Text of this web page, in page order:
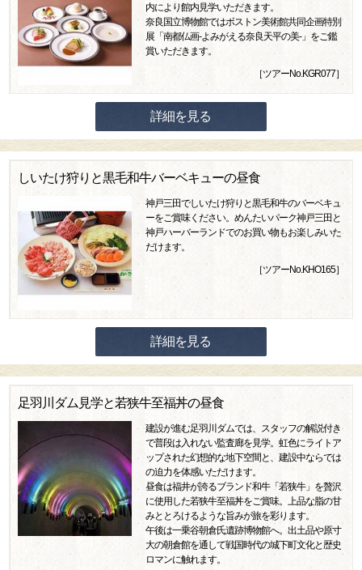
内により館内見学いただきます。
奈良国立博物館ではボストン美術館共同企画特別
展「南都仏画-よみがえる奈良天平の美-」をご鑑
賞いただきます。
［ツアーNo.KGR077］
詳細を見る
しいたけ狩りと黒毛和牛バーベキューの昼食
神戸三田でしいたけ狩りと黒毛和牛のバーベキュ
ーをご賞味ください。めんたいパーク神戸三田と
神戸ハーバーランドでのお買い物もお楽しみいた
だけます。
［ツアーNo.KHO165］
詳細を見る
足羽川ダム見学と若狭牛至福丼の昼食
建設が進む足羽川ダムでは、スタッフの解説付き
で普段は入れない監査廊を見学。虹色にライトア
ップされた幻想的な地下空間と、建設中ならでは
の迫力を体感いただけます。
昼食は福井が誇るブランド和牛「若狭牛」を贅沢
に使用した若狭牛至福丼をご賞味。上品な脂の甘
みととろけるような旨みが旅を彩ります。
午後は一乗谷朝倉氏遺跡博物館へ。出土品や原寸
大の朝倉館を通して戦国時代の城下町文化と歴史
ロマンに触れます。